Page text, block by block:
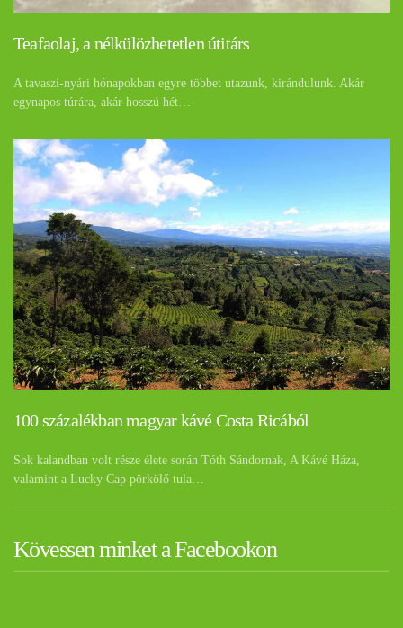
Teafaolaj, a nélkülözhetetlen útitárs
A tavaszi-nyári hónapokban egyre többet utazunk, kirándulunk. Akár
egynapos túrára, akár hosszú hét…
100 százalékban magyar kávé Costa Ricából
Sok kalandban volt része élete során Tóth Sándornak, A Kávé Háza,
valamint a Lucky Cap pörkölő tula…
Kövessen minket a Facebookon